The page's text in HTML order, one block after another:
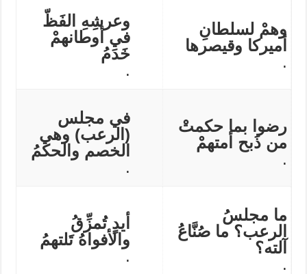
وهمْ لسلطانِ
أميركا وقيصرها
.
وعرشِهِ الفَظّ
في أوطانهمْ
خَدَمُ
.
رضوا بما حكمتْ
من ذَبح أمتهمْ
.
في مجلس
(الرعب) وهي
الخصم والحكمُ
.
ما مجلسُ
الرعب؟ ما صُنَّاعُ
آلته؟
.
أيدٍ تُمزِّقُ
والأفواهُ تَلتهمُ
.